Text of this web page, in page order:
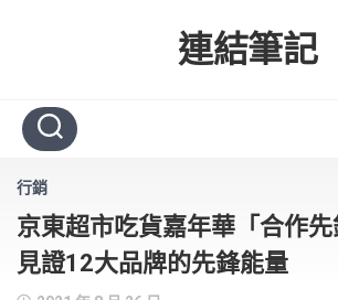
連結筆記
行銷
京東超市吃貨嘉年華「合作先
見證12大品牌的先鋒能量